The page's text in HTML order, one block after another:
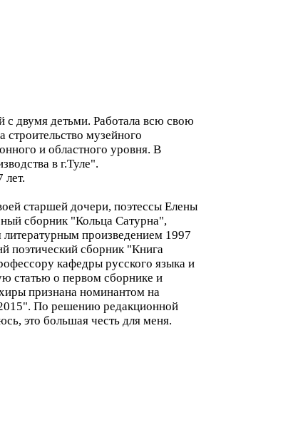
с двумя детьми. Работала всю свою
музейного
и областного уровня. В
в г.Туле".
лет.
старшей дочери, поэтессы Елены
сборник "Кольца Сатурна",
произведением 1997
поэтический сборник "Книга
кафедры русского языка и
статью о первом сборнике и
признана номинантом на
По решению редакционной
это большая честь для меня.